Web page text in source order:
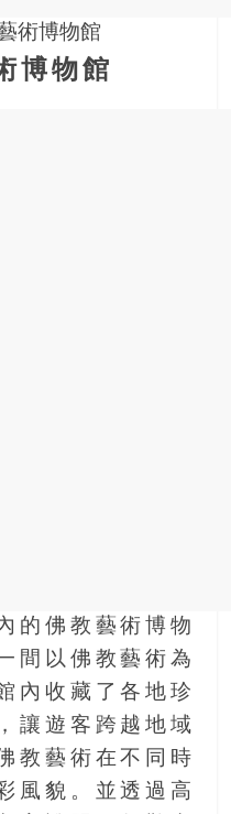
博物館
的佛教藝術博物
間以佛教藝術為
內收藏了各地珍
讓遊客跨越地域
教藝術在不同時
風貌。並透過高